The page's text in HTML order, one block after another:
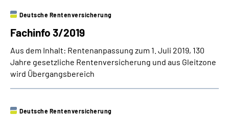
Fachinfo 3/2019
Deutsche Rentenversicherung
Aus dem Inhalt: Rentenanpassung zum 1. Juli 2019, 130
Jahre gesetzliche Rentenversicherung und aus Gleitzone
wird Übergangsbereich
Deutsche Rentenversicherung